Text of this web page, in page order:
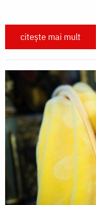
citește mai mult